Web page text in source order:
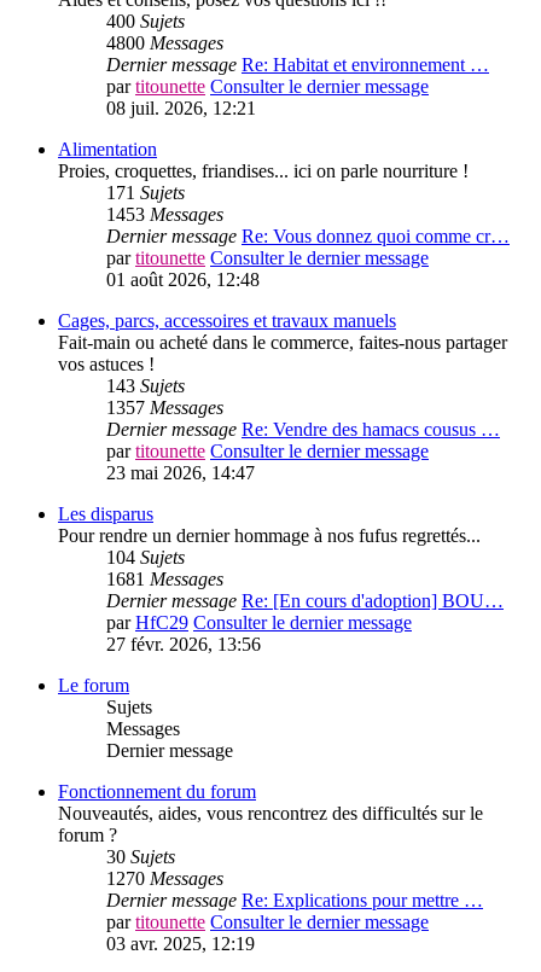
400 Sujets
4800 Messages
Dernier message Re: Habitat et environnement …
partitounette Consulter le dernier message
08 juil. 2026, 12:21
Alimentation
Proies, croquettes, friandises... ici on parle nourriture !
171 Sujets
1453 Messages
Dernier message Re: Vous donnez quoi comme cr…
partitounette Consulter le dernier message
01 août 2026, 12:48
Cages, parcs, accessoires et travaux manuels
Fait-main ou acheté dans le commerce, faites-nous partager
vos astuces !
143 Sujets
1357 Messages
Dernier message Re: Vendre des hamacs cousus …
partitounette Consulter le dernier message
23 mai 2026, 14:47
Les disparus
Pour rendre un dernier hommage à nos fufus regrettés...
104 Sujets
1681 Messages
Dernier message Re: [En cours d'adoption] BOU…
parHfC29 Consulter le dernier message
27 févr. 2026, 13:56
Le forum
Sujets
Messages
Dernier message
Fonctionnement du forum
Nouveautés, aides, vous rencontrez des difficultés sur le
forum ?
30 Sujets
1270 Messages
Dernier message Re: Explications pour mettre …
partitounette Consulter le dernier message
03 avr. 2025, 12:19